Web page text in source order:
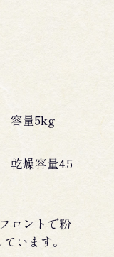
容量5kg
燥容量4.5
ロントで粉
います。